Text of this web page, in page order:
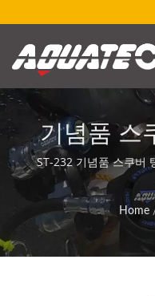
기념품 스
브 게이지
조업체 |
ST-232 기념품 스쿠버
람들이 바다를 만나고
Home